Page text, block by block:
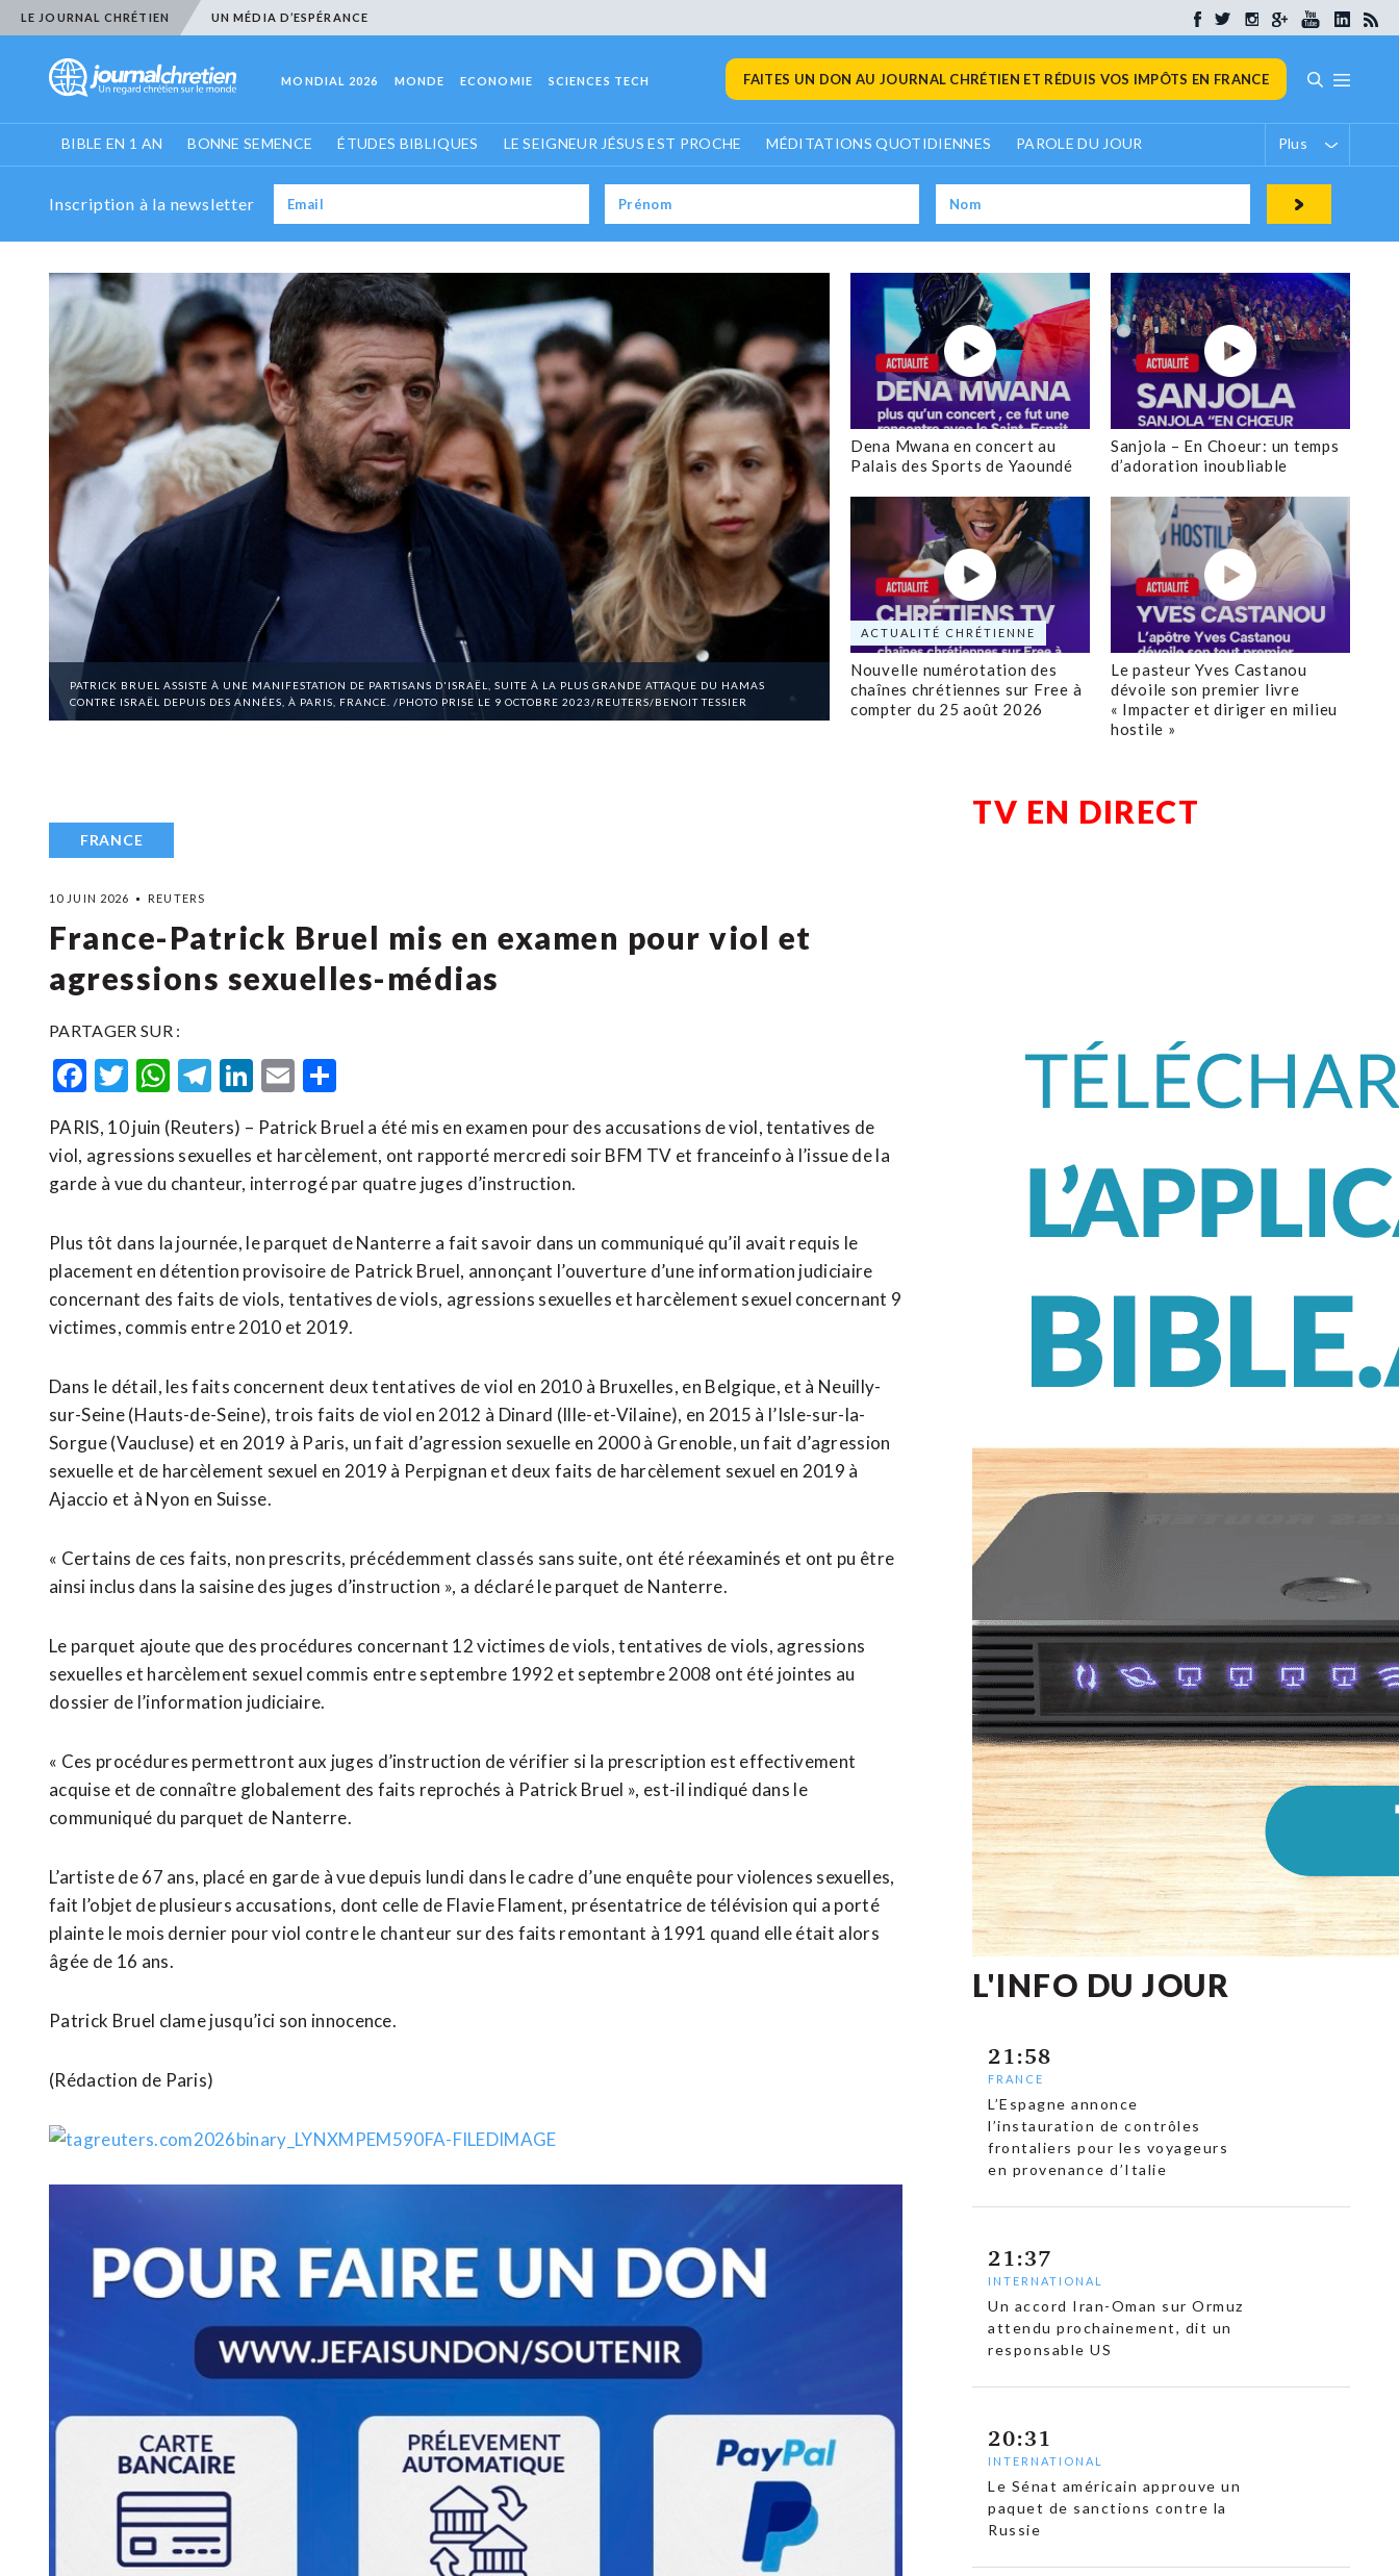
LE JOURNAL CHRÉTIEN UN MÉDIA D’ESPÉRANCE
MONDIAL 2026 MONDE ECONOMIE SCIENCES TECH FAITES UN DON AU JOURNAL CHRÉTIEN ET RÉDUIS VOS IMPÔTS EN FRANCE
BIBLE EN 1 AN BONNE SEMENCE ÉTUDES BIBLIQUES LE SEIGNEUR JÉSUS EST PROCHE MÉDITATIONS QUOTIDIENNES PAROLE DU JOUR Plus
Inscription à la newsletter
PATRICK BRUEL ASSISTE À UNE MANIFESTATION DE PARTISANS D'ISRAËL, SUITE À LA PLUS GRANDE ATTAQUE DU HAMAS
CONTRE ISRAËL DEPUIS DES ANNÉES, À PARIS, FRANCE. /PHOTO PRISE LE 9 OCTOBRE 2023/REUTERS/BENOIT TESSIER
Dena Mwana en concert au
Palais des Sports de Yaoundé
Sanjola – En Choeur: un temps
d’adoration inoubliable
ACTUALITÉ CHRÉTIENNE
Nouvelle numérotation des
chaînes chrétiennes sur Free à
compter du 25 août 2026
Le pasteur Yves Castanou
dévoile son premier livre
« Impacter et diriger en milieu
hostile »
FRANCE
10 JUIN 2026 REUTERS
France-Patrick Bruel mis en examen pour viol et
agressions sexuelles-médias
PARTAGER SUR :
Facebook
Twitter
WhatsApp
Telegram
LinkedIn
Email
PARIS, 10 juin (Reuters) – Patrick Bruel a été mis en examen pour des accusations de viol, tentatives de
viol, agressions sexuelles et harcèlement, ont rapporté mercredi soir BFM TV et franceinfo à l’issue de la
garde à vue du ​chanteur, interrogé ‌par quatre juges d’instruction.
Plus tôt dans la ​journée, le parquet ⁠de Nanterre a fait savoir dans un communiqué qu’il ‌avait requis le
‌placement en détention provisoire de Patrick Bruel, annonçant l’ouverture d’une information judiciaire
concernant des faits de viols, tentatives de viols, agressions sexuelles et ​harcèlement sexuel concernant 9
victimes, commis entre 2010 et 2019.
Dans le détail, les faits concernent deux tentatives de viol en 2010 à Bruxelles, en Belgique, et à Neuilly-
sur-Seine (Hauts-de-Seine), trois faits de viol en 2012 à Dinard (Ille-et-Vilaine), en 2015 à l’Isle-sur-la-
Sorgue (Vaucluse) et en ⁠2019 à Paris, un fait d’agression sexuelle en 2000 à Grenoble, un ⁠fait d’agression
sexuelle et de harcèlement sexuel en 2019 à Perpignan et deux faits de harcèlement sexuel en 2019 à
Ajaccio et à Nyon en Suisse.
« Certains de ces faits, non prescrits, précédemment classés sans suite, ont été réexaminés ⁠et ont ‌pu être
ainsi inclus dans la saisine des juges d’instruction », ⁠a déclaré le parquet de Nanterre.
Le parquet ajoute que ​des procédures ​concernant 12 victimes de viols, tentatives de viols, agressions
sexuelles et harcèlement sexuel ​commis entre septembre 1992 et septembre 2008 ont été jointes au
dossier de l’information judiciaire.
« Ces procédures permettront ‌aux juges d’instruction ​de vérifier si la prescription est effectivement
acquise et de connaître globalement des faits ​reprochés à Patrick Bruel », est-il indiqué dans le
communiqué du parquet de Nanterre.
L’artiste de 67 ans, placé en garde à vue depuis lundi dans le cadre d’une enquête pour violences sexuelles,
fait l’objet de plusieurs accusations, dont celle de Flavie Flament, présentatrice de télévision ⁠qui a porté
plainte le mois dernier pour viol contre le chanteur sur des faits remontant à 1991 quand elle ​était alors
âgée de 16 ans.
Patrick Bruel clame ​jusqu’ici son innocence.
(Rédaction de Paris)
TV EN DIRECT
L'INFO DU JOUR
21:58
FRANCE
L’Espagne annonce
l’instauration de contrôles
frontaliers pour les voyageurs
en provenance d’Italie
21:37
INTERNATIONAL
Un accord Iran-Oman sur Ormuz
attendu prochainement, dit un
responsable US
20:31
INTERNATIONAL
Le Sénat américain approuve un
paquet de sanctions contre la
Russie